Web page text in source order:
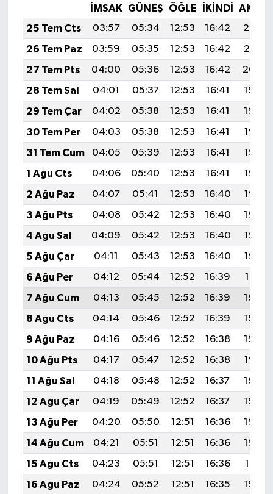
İMSAK GÜNEŞ ÖĞLE İKINDI
25 Tem Cts
03:57 05:34 12:53 16:42
20:02
26 Tem Paz
03:59 05:35 12:53 16:42
20:01
27 Tem Pts
04:00 05:36 12:53 16:42
20:00
28 Tem Sal
04:01 05:37 12:53 16:41
19:59
29 Tem Çar
04:02 05:38 12:53 16:41
19:59
30 Tem Per
04:03 05:38 12:53 16:41
19:58
31 Tem Cum
04:05 05:39 12:53 16:41
19:57
1 Ağu Cts
04:06 05:40 12:53 16:41
19:56
2 Ağu Paz
04:07 05:41 12:53 16:40
19:55
3 Ağu Pts
04:08 05:42 12:53 16:40
19:54
4 Ağu Sal
04:09 05:42 12:53 16:40
19:53
5 Ağu Çar
04:11 05:43 12:53 16:40
19:52
6 Ağu Per
04:12 05:44 12:52 16:39
19:51
7 Ağu Cum
04:13 05:45 12:52 16:39
19:50
8 Ağu Cts
04:14 05:46 12:52 16:39
19:49
9 Ağu Paz
04:16 05:46 12:52 16:38
19:48
10 Ağu Pts
04:17 05:47 12:52 16:38
19:47
11 Ağu Sal
04:18 05:48 12:52 16:37
19:46
12 Ağu Çar
04:19 05:49 12:52 16:37
19:44
13 Ağu Per
04:20 05:50 12:51 16:36
19:43
14 Ağu Cum
04:21 05:51 12:51 16:36
19:42
15 Ağu Cts
04:23 05:51 12:51 16:36
19:41
16 Ağu Paz
04:24 05:52 12:51 16:35
19:40